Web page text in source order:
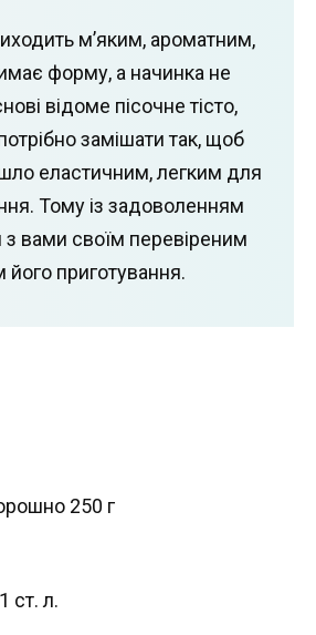
м’яким, ароматним,
форму, а начинка не
відоме пісочне тісто,
замішати так, щоб
еластичним, легким для
Тому із задоволенням
з вами своїм перевіреним
приготування.
250 г
ст. л.